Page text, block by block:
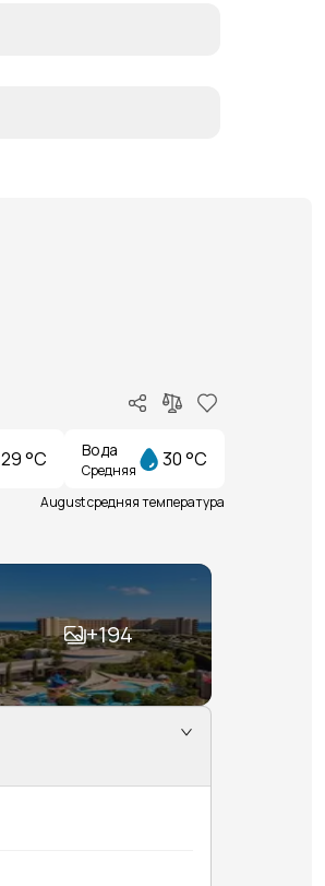
29 °C Вода
Средняя 30 °C
August средняя температура
+194